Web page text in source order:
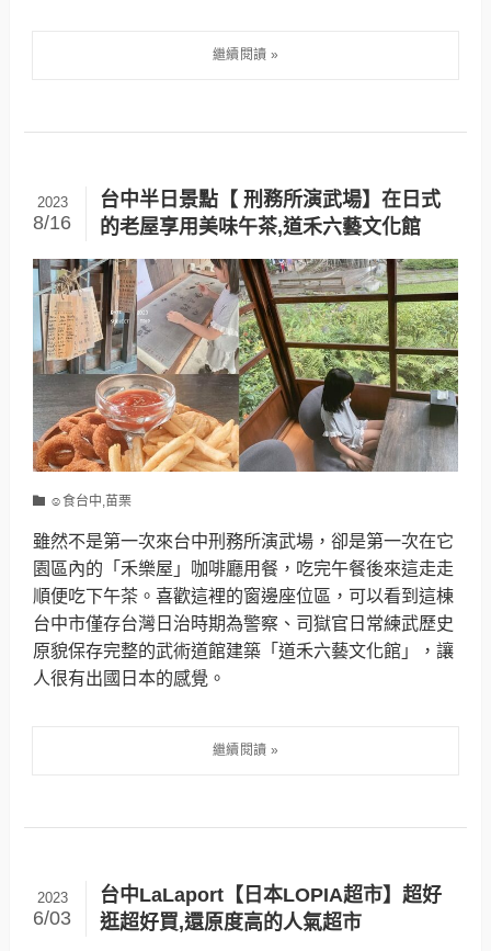
台中半日景點【 刑務所演武場】在日式
的老屋享用美味午茶,道禾六藝文化館
2023
8/16
☺食台中,苗栗
雖然不是第一次來台中刑務所演武場，卻是第一次在它
園區內的「禾樂屋」咖啡廳用餐，吃完午餐後來這走走
順便吃下午茶。喜歡這裡的窗邊座位區，可以看到這棟
台中市僅存台灣日治時期為警察、司獄官日常練武歷史
原貌保存完整的武術道館建築「道禾六藝文化館」，讓
人很有出國日本的感覺。
台中LaLaport【日本LOPIA超市】超好
逛超好買,還原度高的人氣超市
2023
6/03